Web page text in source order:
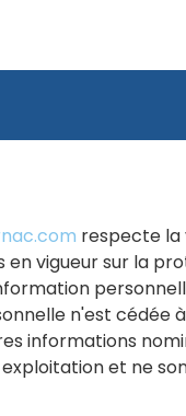
respecte la
vigueur sur la
n'est cédée
informations
et ne